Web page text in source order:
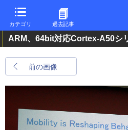
カテゴリ 過去記事
ARM、64bit対応Cortex-A50シ
前の画像